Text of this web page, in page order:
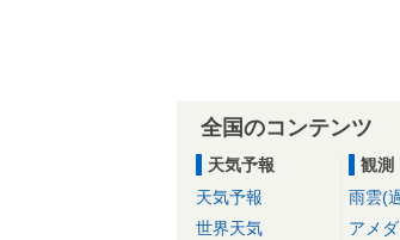
全国のコンテンツ
天気予報
天気予報
世界天気
観測
雨雲(
アメ